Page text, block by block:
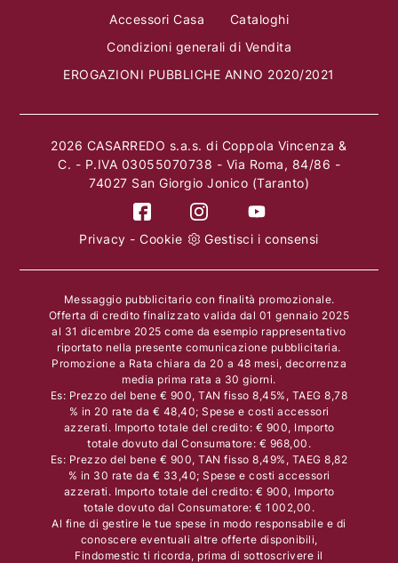
Accessori Casa
Cataloghi
Condizioni generali di Vendita
EROGAZIONI PUBBLICHE ANNO 2020/2021
2026 CASARREDO s.a.s. di Coppola Vincenza &
C. - P.IVA 03055070738 - Via Roma, 84/86 -
74027 San Giorgio Jonico (Taranto)
Privacy -Cookie Gestisci i consensi
Messaggio pubblicitario con finalità promozionale.
Offerta di credito finalizzato valida dal 01 gennaio 2025
al 31 dicembre 2025 come da esempio rappresentativo
riportato nella presente comunicazione pubblicitaria.
Promozione a Rata chiara da 20 a 48 mesi, decorrenza
media prima rata a 30 giorni.
Es: Prezzo del bene € 900, TAN fisso 8,45%, TAEG 8,78
% in 20 rate da € 48,40; Spese e costi accessori
azzerati. Importo totale del credito: € 900, Importo
totale dovuto dal Consumatore: € 968,00.
Es: Prezzo del bene € 900, TAN fisso 8,49%, TAEG 8,82
% in 30 rate da € 33,40; Spese e costi accessori
azzerati. Importo totale del credito: € 900, Importo
totale dovuto dal Consumatore: € 1002,00.
Al fine di gestire le tue spese in modo responsabile e di
conoscere eventuali altre offerte disponibili,
Findomestic ti ricorda, prima di sottoscrivere il